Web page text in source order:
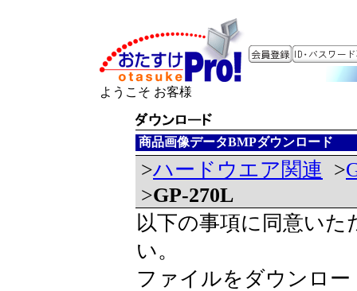
ようこそ お客様
商品画像データBMPダウンロード
>ハードウエア関連 >
>GP-270L
以下の事項に同意い
い。
ファイルをダウンロ